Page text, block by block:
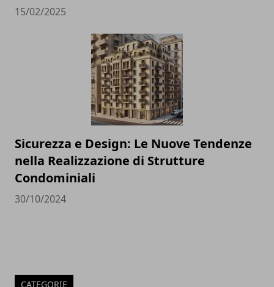
15/02/2025
Sicurezza e Design: Le Nuove Tendenze
nella Realizzazione di Strutture
Condominiali
30/10/2024
CATEGORIE